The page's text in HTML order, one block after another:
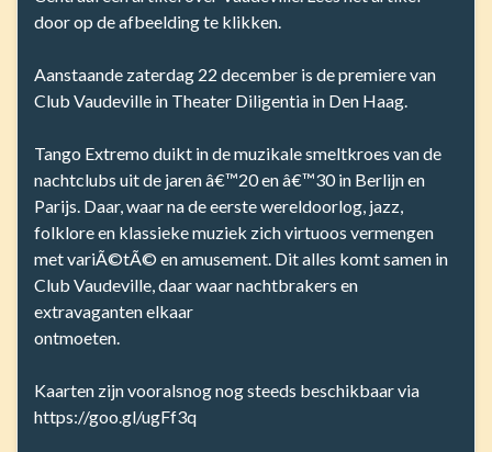
door op de afbeelding te klikken.
Aanstaande zaterdag 22 december is de premiere van
Club Vaudeville in Theater Diligentia in Den Haag.
Tango Extremo duikt in de muzikale smeltkroes van de
nachtclubs uit de jaren â€™20 en â€™30 in Berlijn en
Parijs. Daar, waar na de eerste wereldoorlog, jazz,
folklore en klassieke muziek zich virtuoos vermengen
met variÃ©tÃ© en amusement. Dit alles komt samen in
Club Vaudeville, daar waar nachtbrakers en
extravaganten elkaar
ontmoeten.
Kaarten zijn vooralsnog nog steeds beschikbaar via
https://goo.gl/ugFf3q